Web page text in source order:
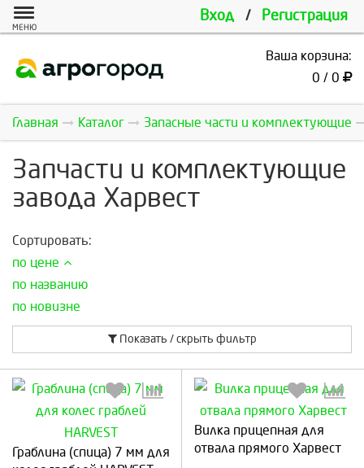
Вход / Регистрация
МЕНЮ
Ваша корзина:
0 / 0
Главная Каталог Запасные части и комплектующие
Запчасти и комплектующие
завода Харвест
Сортировать:
по цене
по названию
по новизне
Показать / скрыть фильтр
Граблина (спица) 7 мм для
Выберите количество:
Вилка прицепная для
отвала прямого Харвест
Выберите количество: